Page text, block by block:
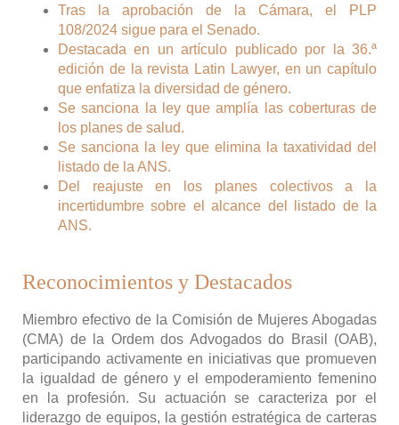
Tras la aprobación de la Cámara, el PLP
108/2024 sigue para el Senado.
Destacada en un artículo publicado por la 36.ª
edición de la revista Latin Lawyer, en un capítulo
que enfatiza la diversidad de género.
Se sanciona la ley que amplía las coberturas de
los planes de salud.
Se sanciona la ley que elimina la taxatividad del
listado de la ANS.
Del reajuste en los planes colectivos a la
incertidumbre sobre el alcance del listado de la
ANS.
Reconocimientos y Destacados
Miembro efectivo de la Comisión de Mujeres Abogadas
(CMA) de la Ordem dos Advogados do Brasil (OAB),
participando activamente en iniciativas que promueven
la igualdad de género y el empoderamiento femenino
en la profesión. Su actuación se caracteriza por el
liderazgo de equipos, la gestión estratégica de carteras